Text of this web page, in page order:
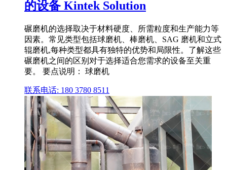
的设备 Kintek Solution
碾磨机的选择取决于材料硬度、所需粒度和生产能力等
因素。常见类型包括球磨机、棒磨机、SAG 磨机和立式
辊磨机,每种类型都具有独特的优势和局限性。了解这些
碾磨机之间的区别对于选择适合您需求的设备至关重
要。 要点说明： 球磨机
联系电话: 180 3780 8511